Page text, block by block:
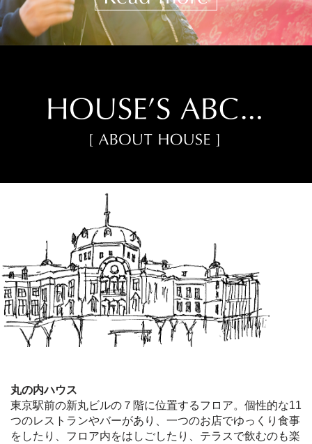
丸の内ハウス
東京駅前の新丸ビルの７階に位置するフロア。個性的な11
つのレストランやバーがあり、一つのお店でゆっくり食事
をしたり、フロア内をはしごしたり、テラスで飲むのも楽